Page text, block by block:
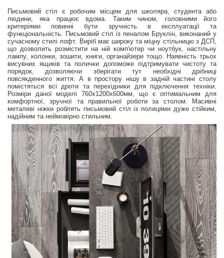
Письмовий стіл є робочим місцем для школяра, студента або
людини, яка працює вдома. Таким чином, головними його
критеріями повинні бути зручність в експлуатації та
функціональність. Письмовий стіл із пеналом Бруклін, виконаний у
сучасному стилі лофт. Виріб має широку та міцну стільницю з ДСП,
що дозволить розмістити на ній комп'ютер чи ноутбук, настільну
лампу, колонки, зошити, книги, органайзери тощо. Наявність трьох
висувних ящиків та полички допоможе підтримувати чистоту та
порядок, дозволяючи зберігати тут необхідні дрібниці
повсякденного життя. А в простору нішу в задній частині столу
помістяться всі дроти та перехідники для підключення техніки.
Розміри даної моделі 760х1200х600мм, що є оптимальним для
комфортної, зручної та правильної роботи за столом. Масивні
металеві ніжки роблять письмовий стіл із полицями дуже стійким,
надійним та неймовірно стильним.